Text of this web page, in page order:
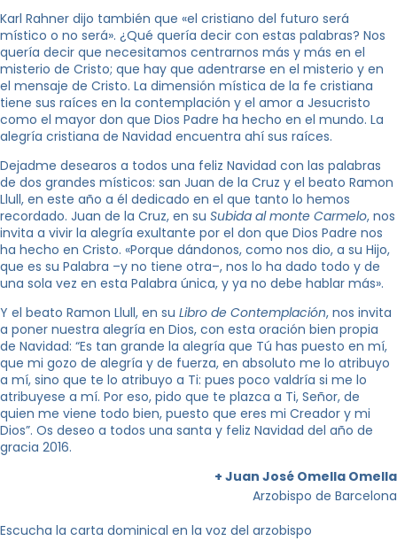
Karl Rahner dijo también que «el cristiano del futuro será
místico o no será». ¿Qué quería decir con estas palabras? Nos
quería decir que necesitamos centrarnos más y más en el
misterio de Cristo; que hay que adentrarse en el misterio y en
el mensaje de Cristo. La dimensión mística de la fe cristiana
tiene sus raíces en la contemplación y el amor a Jesucristo
como el mayor don que Dios Padre ha hecho en el mundo. La
alegría cristiana de Navidad encuentra ahí sus raíces.
Dejadme desearos a todos una feliz Navidad con las palabras
de dos grandes místicos: san Juan de la Cruz y el beato Ramon
Llull, en este año a él dedicado en el que tanto lo hemos
recordado. Juan de la Cruz, en su Subida al monte Carmelo, nos
invita a vivir la alegría exultante por el don que Dios Padre nos
ha hecho en Cristo. «Porque dándonos, como nos dio, a su Hijo,
que es su Palabra –y no tiene otra–, nos lo ha dado todo y de
una sola vez en esta Palabra única, y ya no debe hablar más».
Y el beato Ramon Llull, en su Libro de Contemplación, nos invita
a poner nuestra alegría en Dios, con esta oración bien propia
de Navidad: “Es tan grande la alegría que Tú has puesto en mí,
que mi gozo de alegría y de fuerza, en absoluto me lo atribuyo
a mí, sino que te lo atribuyo a Ti: pues poco valdría si me lo
atribuyese a mí. Por eso, pido que te plazca a Ti, Señor, de
quien me viene todo bien, puesto que eres mi Creador y mi
Dios”. Os deseo a todos una santa y feliz Navidad del año de
gracia 2016.
+ Juan José Omella Omella
Arzobispo de Barcelona
Escucha la carta dominical en la voz del arzobispo